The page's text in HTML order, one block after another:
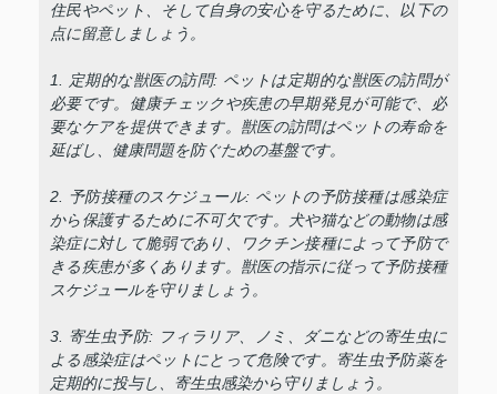
住民やペット、そして自身の安心を守るために、以下の
点に留意しましょう。
1. 定期的な獣医の訪問: ペットは定期的な獣医の訪問が
必要です。健康チェックや疾患の早期発見が可能で、必
要なケアを提供できます。獣医の訪問はペットの寿命を
延ばし、健康問題を防ぐための基盤です。
2. 予防接種のスケジュール: ペットの予防接種は感染症
から保護するために不可欠です。犬や猫などの動物は感
染症に対して脆弱であり、ワクチン接種によって予防で
きる疾患が多くあります。獣医の指示に従って予防接種
スケジュールを守りましょう。
3. 寄生虫予防: フィラリア、ノミ、ダニなどの寄生虫に
よる感染症はペットにとって危険です。寄生虫予防薬を
定期的に投与し、寄生虫感染から守りましょう。